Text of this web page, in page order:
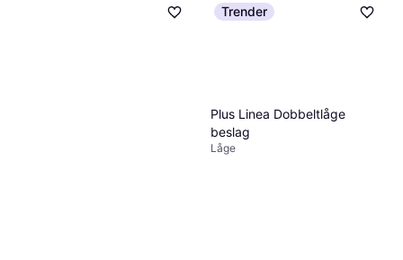
Trender
Plus Linea Dobbeltlåge
beslag
Låge